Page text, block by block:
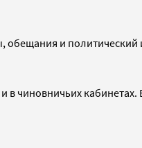
обещания и политический
чиновничьих